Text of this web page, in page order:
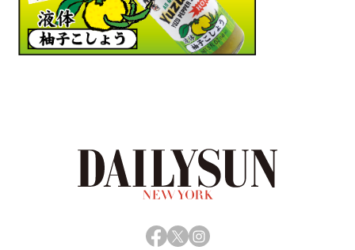
Facebook
X Instagram